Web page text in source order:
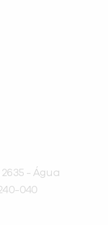
2635 - Água
040